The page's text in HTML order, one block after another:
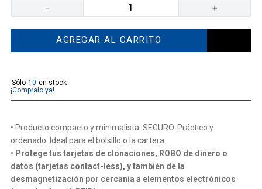
＋
－
AGREGAR AL CARRITO
10
¡Compralo ya!
• Producto compacto y minimalista. SEGURO. Práctico y
ordenado. Ideal para el bolsillo o la cartera.
• Protege tus tarjetas de clonaciones, ROBO de dinero o
datos (tarjetas contact-less), y también de la
desmagnetización por cercanía a elementos electrónicos